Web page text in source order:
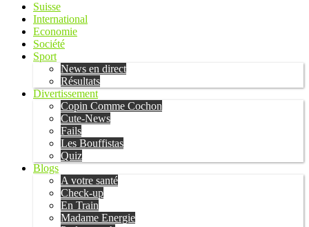
Suisse
International
Economie
Société
Sport
News en direct
Résultats
Divertissement
Copin Comme Cochon
Cute-News
Fails
Les Bouffistas
Quiz
Blogs
A votre santé
Check-up
En Train
Madame Energie